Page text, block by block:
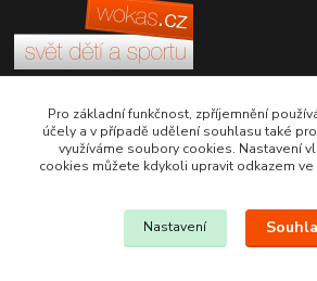
+420 380 830 198
wokas.online@yahoo.cz
Pro základní funkčnost, zpříjemnění
účely a v případě udělení souhlasu také
využíváme soubory cookies. Nastavení
cookies můžete kdykoli upravit odkazem
Nastavení